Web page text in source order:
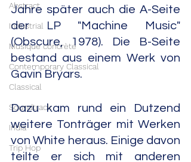
Abstract
Industrial
Musique concrète
Contemporary Classical
Classical
Soundtrack
India
Trip Hop
Jahre später auch die A-Seite
der LP "Machine Music"
(Obscure, 1978). Die B-Seite
bestand aus einem Werk von
Gavin Bryars.
Dazu kam rund ein Dutzend
weitere Tonträger mit Werken
von White heraus. Einige davon
teilte er sich mit anderen